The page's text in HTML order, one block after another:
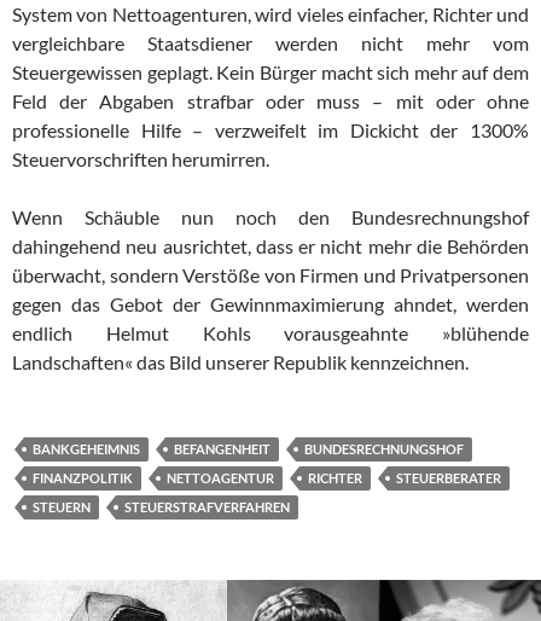
System von Nettoagenturen, wird vieles einfacher, Richter und
ver­gleich­ba­re Staatsdiener werden nicht mehr vom
Steuergewissen geplagt. Kein Bürger macht sich mehr auf dem
Feld der Abgaben strafbar oder muss – mit oder ohne
professionelle Hilfe – verzweifelt im Dic­kicht der 1300%
Steuervorschriften herumirren.
Wenn Schäuble nun noch den Bundesrechnungshof
dahingehend neu ausrichtet, dass er nicht mehr die Behörden
überwacht, sondern Ver­stö­ße von Firmen und Privatpersonen
gegen das Gebot der Ge­winn­ma­xi­mie­rung ahndet, werden
endlich Helmut Kohls vor­aus­ge­ahn­te »blühende
Landschaften« das Bild unserer Republik kenn­zeich­nen.
BANKGEHEIMNIS BEFANGENHEIT
BUNDESRECHNUNGSHOF
FINANZPOLITIK
NETTOAGENTUR RICHTER
STEUERBERATER
STEUERN
STEUERSTRAFVERFAHREN